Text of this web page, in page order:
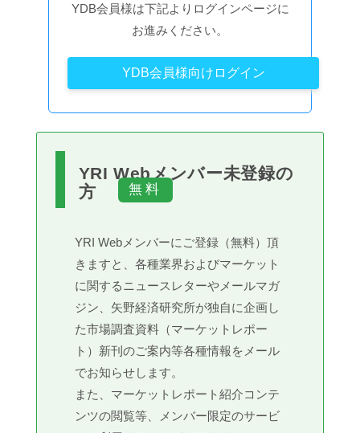
YDB会員様は下記よりログインページに
お進みください。
YDB会員様向けログイン
YRI Webメンバー未登録の
方
YRI Webメンバーにご登録（無料）頂
きますと、各種業界およびマーケット
に関するニュースレターやメールマガ
ジン、矢野経済研究所が独自に企画し
た市場調査資料（マーケットレポー
ト）新刊のご案内等各種情報をメール
でお知らせします。
また、マーケットレポート紹介コンテ
ンツの閲覧等、メンバー限定のサービ